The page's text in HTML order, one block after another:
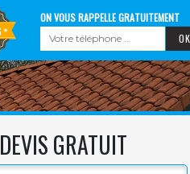
ON VOUS RAPPELLE GRATUITEMENT
DEVIS GRATUIT